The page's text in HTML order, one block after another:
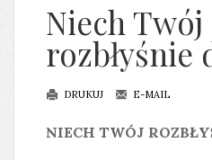
Niech Twój
rozbłyśnie
DRUKUJ E-MAIL
NIECH TWÓJ